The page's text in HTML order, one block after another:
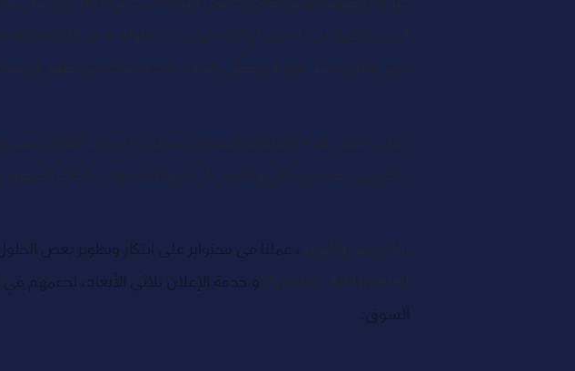
الذين تكيفوا على الاستماع لبرامجهم حين مزاولة بعض الأنشطة
تمنح العين بعض الراحة وتصفّي الذهن بعد ساعات من تصفح
وحتى تحظى هذه المنتجات الصوتية بمستوى يليق بذائقة كل
ذات نهج تصميمي عالي وقادرة على المواءمة مع احتياجات
ولأكثر من 4 أعوام
، عملنا في محتوايز على ابتكار وتطوير بعض
Dynamic Ad Inserted و خدمة الإعلان ثلاثي الأبعاد، لدعمهم
السوق.